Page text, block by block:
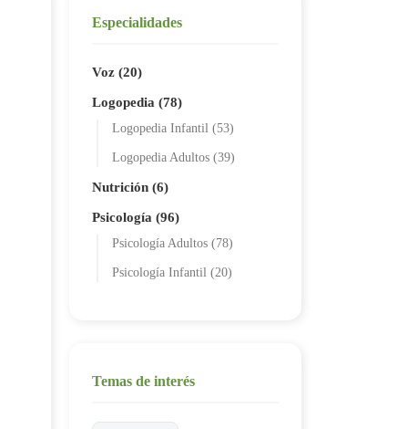
Especialidades
Voz (20)
Logopedia (78)
Logopedia Infantil (53)
Logopedia Adultos (39)
Nutrición (6)
Psicología (96)
Psicología Adultos (78)
Psicología Infantil (20)
Temas de interés